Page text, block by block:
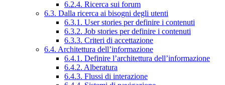
6.2.4. Ricerca sui forum
6.3. Dalla ricerca ai bisogni degli utenti
6.3.1. User stories per definire i contenuti
6.3.2. Job stories per definire i contenuti
6.3.3. Criteri di accettazione
6.4. Architettura dell’informazione
6.4.1. Definire l’architettura dell’informazione
6.4.2. Alberatura
6.4.3. Flussi di interazione